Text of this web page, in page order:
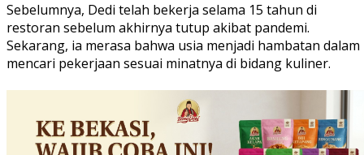
Sebelumnya, Dedi telah bekerja selama 15 tahun di
restoran sebelum akhirnya tutup akibat pandemi.
Sekarang, ia merasa bahwa usia menjadi hambatan dalam
mencari pekerjaan sesuai minatnya di bidang kuliner.